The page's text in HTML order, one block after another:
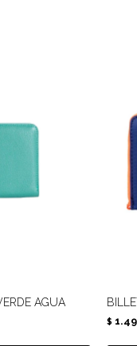
AGUA
$